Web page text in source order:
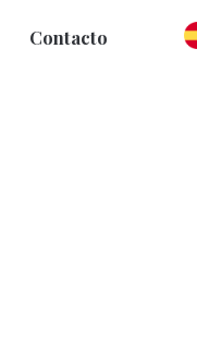
Contacto